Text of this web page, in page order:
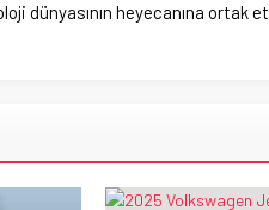
dünyasının heyecanına ortak